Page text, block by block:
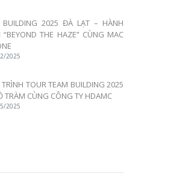
BUILDING 2025 ĐÀ LẠT – HÀNH
“BEYOND THE HAZE” CÙNG MAC
2025
TOUR TEAM BUILDING 2025
TRÀM CÙNG CÔNG TY HDAMC
2025